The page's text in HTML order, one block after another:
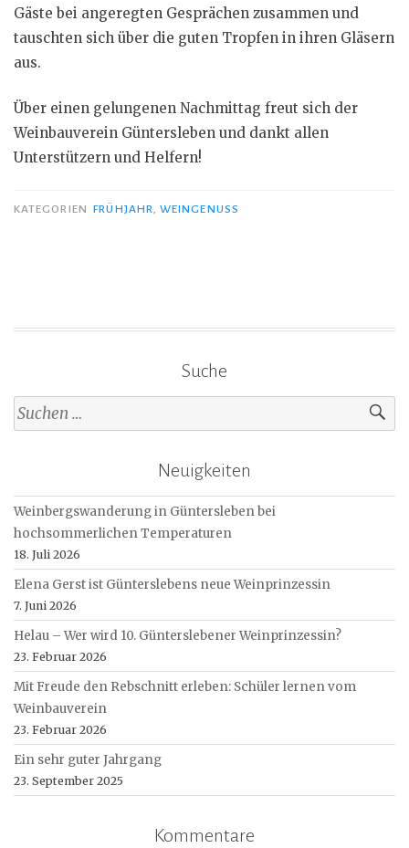
Gäste bei angeregten Gesprächen zusammen und
tauschten sich über die guten Tropfen in ihren Gläsern
aus.
Über einen gelungenen Nachmittag freut sich der
Weinbauverein Güntersleben und dankt allen
Unterstützern und Helfern!
KATEGORIEN FRÜHJAHR,WEINGENUSS
Suche
Suche
nach:
Neuigkeiten
Weinbergswanderung in Güntersleben bei
hochsommerlichen Temperaturen
18. Juli 2026
Elena Gerst ist Günterslebens neue Weinprinzessin
7. Juni 2026
Helau – Wer wird 10. Günterslebener Weinprinzessin?
23. Februar 2026
Mit Freude den Rebschnitt erleben: Schüler lernen vom
Weinbauverein
23. Februar 2026
Ein sehr guter Jahrgang
23. September 2025
Kommentare